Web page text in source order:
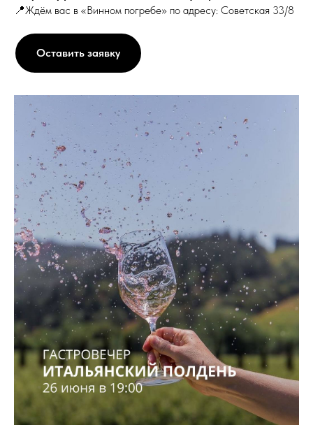
📍Ждём вас в «Винном погребе» по адресу: Советская 33/8
Оставить заявку